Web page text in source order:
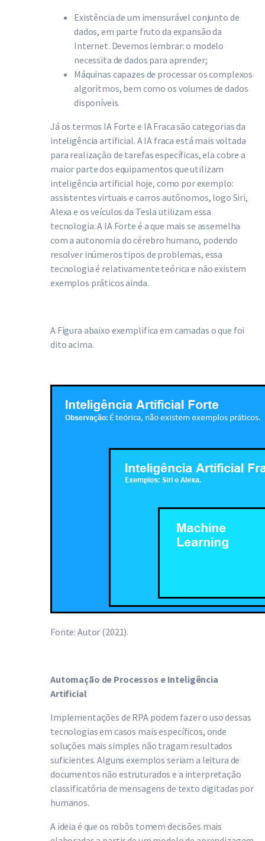
Existência de um imensurável conjunto de
dados, em parte fruto da expansão da
Internet. Devemos lembrar: o modelo
necessita de dados para aprender;
Máquinas capazes de processar os complexos
algoritmos, bem como os volumes de dados
disponíveis.
Já os termos IA Forte e IA Fraca são categorias da
inteligência artificial. A IA fraca está mais voltada
para realização de tarefas específicas, ela cobre a
maior parte dos equipamentos que utilizam
inteligência artificial hoje, como por exemplo:
assistentes virtuais e carros autônomos, logo Siri,
Alexa e os veículos da Tesla utilizam essa
tecnologia. A IA Forte é a que mais se assemelha
com a autonomia do cérebro humano, podendo
resolver inúmeros tipos de problemas, essa
tecnologia é relativamente teórica e não existem
exemplos práticos ainda.
A Figura abaixo exemplifica em camadas o que foi
dito acima.
Fonte: Autor (2021).
Automação de Processos e Inteligência
Artificial
Implementações de RPA podem fazer o uso dessas
tecnologias em casos mais específicos, onde
soluções mais simples não tragam resultados
suficientes. Alguns exemplos seriam a leitura de
documentos não estruturados e a interpretação
classificatória de mensagens de texto digitadas por
humanos.
A ideia é que os robôs tomem decisões mais